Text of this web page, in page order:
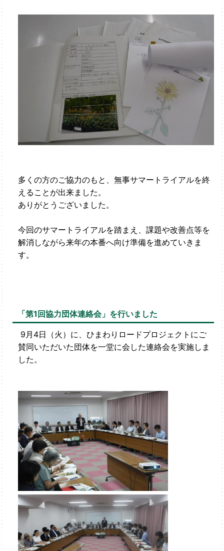
多くの方のご協力のもと、無事サマートライアルを終
えることが出来ました。
ありがとうございました。
今回のサマートライアルを踏まえ、課題や改善点等を
解消しながら来年の本番へ向け準備を進めていきま
す。
「第1回協力団体連絡会」を行いました
9月4日（火）に、ひまわりロードプロジェクトにご
賛同いただいた団体を一堂に会した連絡会を実施しま
した。